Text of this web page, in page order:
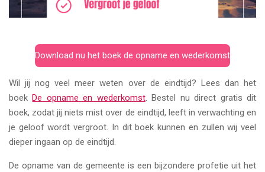
Download nu het boek de opname en wederkomst
Wil jij nog veel meer weten over de eindtijd? Lees dan het
boekDe opname en wederkomst. Bestel nu direct gratis dit
boek, zodat jij niets mist over de eindtijd, leeft in verwachting en
je geloof wordt vergroot. In dit boek kunnen en zullen wij veel
dieper ingaan op de eindtijd.
De opname van de gemeente is een bijzondere profetie uit het